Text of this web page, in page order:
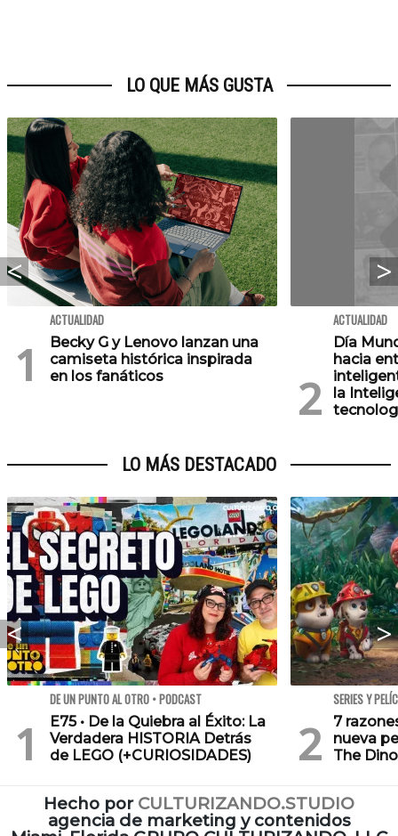
LO QUE MÁS GUSTA
ACTUALIDAD
Becky G y Lenovo lanzan una
camiseta histórica inspirada
en los fanáticos
ACTUALIDAD
Día
hacia
la
LO MÁS DESTACADO
DE UN PUNTO AL OTRO • PODCAST
E75 • De la Quiebra al Éxito: La
Verdadera HISTORIA Detrás
de LEGO (+CURIOSIDADES)
SERIES Y
7
nueva
The
Hecho por CULTURIZANDO.STUDIO
agencia de marketing y contenidos